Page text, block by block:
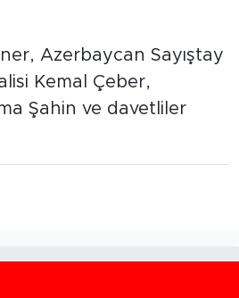
Azerbaycan Sayıştay
Kemal Çeber,
Şahin ve davetliler